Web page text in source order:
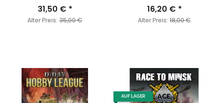
31,50 € *
Alter Preis: 35,00 €
16,20 € *
Alter Preis: 18,00 €
AUF LAGER